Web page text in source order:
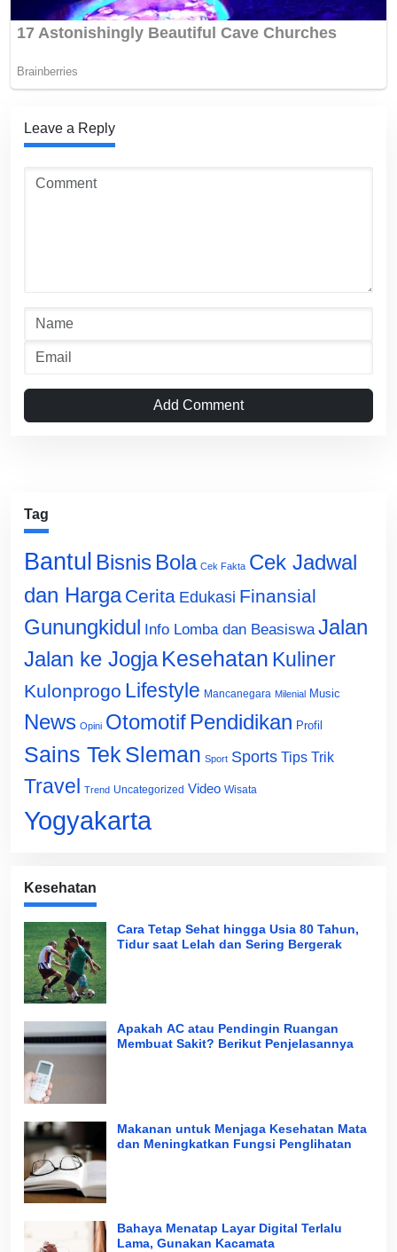
Leave a Reply
Add Comment
Tag
Bantul Bisnis Bola Cek Fakta Cek Jadwal
dan Harga Cerita Edukasi Finansial
Gunungkidul Info Lomba dan Beasiswa Jalan
Jalan ke Jogja Kesehatan Kuliner
Kulonprogo Lifestyle Mancanegara Milenial Music
News Opini Otomotif Pendidikan Profil
Sains Tek Sleman Sport Sports Tips Trik
Travel Trend Uncategorized Video Wisata
Yogyakarta
Kesehatan
Cara Tetap Sehat hingga Usia 80 Tahun,
Tidur saat Lelah dan Sering Bergerak
Apakah AC atau Pendingin Ruangan
Membuat Sakit? Berikut Penjelasannya
Makanan untuk Menjaga Kesehatan Mata
dan Meningkatkan Fungsi Penglihatan
Bahaya Menatap Layar Digital Terlalu
Lama, Gunakan Kacamata